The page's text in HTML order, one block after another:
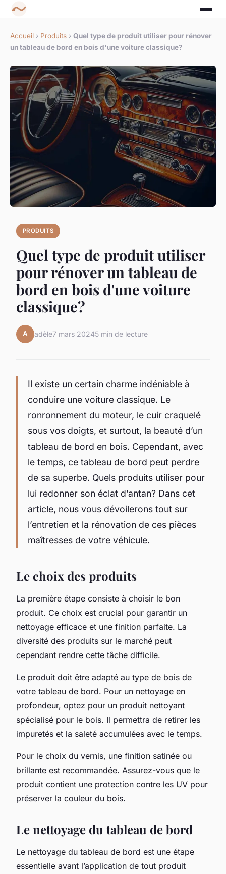
Accueil › Produits › Quel type de produit utiliser pour rénover
un tableau de bord en bois d'une voiture classique?
PRODUITS
Quel type de produit utiliser
pour rénover un tableau de
bord en bois d'une voiture
classique?
A adèle7 mars 20245 min de lecture
Il existe un certain charme indéniable à
conduire une voiture classique. Le
ronronnement du moteur, le cuir craquelé
sous vos doigts, et surtout, la beauté d’un
tableau de bord en bois. Cependant, avec
le temps, ce tableau de bord peut perdre
de sa superbe. Quels produits utiliser pour
lui redonner son éclat d’antan? Dans cet
article, nous vous dévoilerons tout sur
l’entretien et la rénovation de ces pièces
maîtresses de votre véhicule.
Le choix des produits
La première étape consiste à choisir le bon
produit. Ce choix est crucial pour garantir un
nettoyage efficace et une finition parfaite. La
diversité des produits sur le marché peut
cependant rendre cette tâche difficile.
Le produit doit être adapté au type de bois de
votre tableau de bord. Pour un nettoyage en
profondeur, optez pour un produit nettoyant
spécialisé pour le bois. Il permettra de retirer les
impuretés et la saleté accumulées avec le temps.
Pour le choix du vernis, une finition satinée ou
brillante est recommandée. Assurez-vous que le
produit contient une protection contre les UV pour
préserver la couleur du bois.
Le nettoyage du tableau de bord
Le nettoyage du tableau de bord est une étape
essentielle avant l’application de tout produit